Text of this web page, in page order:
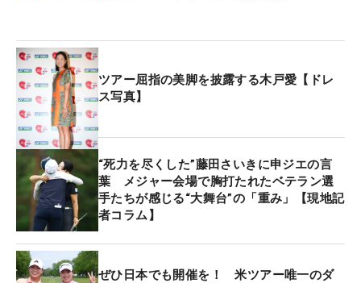
マンたちはトップスタートから全選手がホールアウ
トするまでの長い時間コースに出ている。それだけ
に、このドリンクが“飲み放題”は大きい。実際、弊
サイトのカメラマンも凍ったペットボトル2本を持
ちコースに出ても、これがすぐに溶けてしまうた
め、このコース内のドリンクはまさに“命の水”にな
っていた。
選手たちに体を冷やすための必須アイテムを聞く
と、必ず返ってくる答えが「日傘と氷嚢」。この氷
嚢に使用するためや、水筒用としてもそうだが、氷
ツアー屈指の美脚を披露する木戸愛【ドレ
ス写真】
“死力を尽くした”藤田さいきに申ジエの言
葉 メジャー会場で胸打たれたベテラン選
手たちが感じる“大舞台”の「重み」【現地記
者コラム】
ぜひ日本でも開催を！ 米ツアー唯一のダ